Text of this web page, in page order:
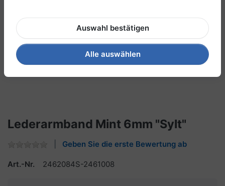
Lederarmband Mint 6mm "Sylt"
Geben Sie die erste Bewertung ab
Art.-Nr. 2462084S-2461008
Auswahl bestätigen
Alle auswählen